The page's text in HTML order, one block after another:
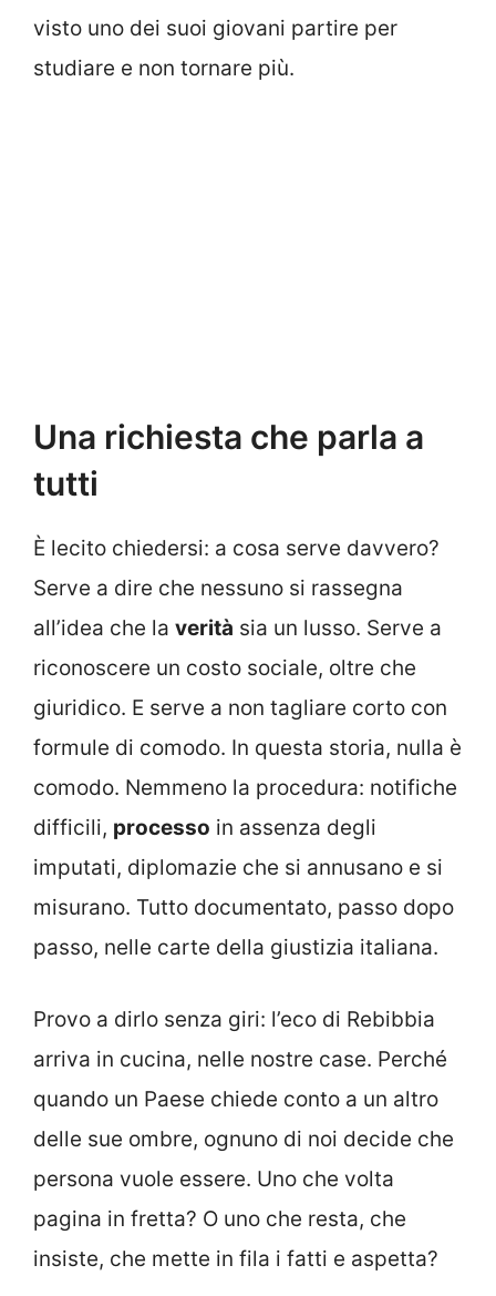
visto uno dei suoi giovani partire per
studiare e non tornare più.
Una richiesta che parla a
tutti
È lecito chiedersi: a cosa serve davvero?
Serve a dire che nessuno si rassegna
all’idea che la verità sia un lusso. Serve a
riconoscere un costo sociale, oltre che
giuridico. E serve a non tagliare corto con
formule di comodo. In questa storia, nulla è
comodo. Nemmeno la procedura: notifiche
difficili, processo in assenza degli
imputati, diplomazie che si annusano e si
misurano. Tutto documentato, passo dopo
passo, nelle carte della giustizia italiana.
Provo a dirlo senza giri: l’eco di Rebibbia
arriva in cucina, nelle nostre case. Perché
quando un Paese chiede conto a un altro
delle sue ombre, ognuno di noi decide che
persona vuole essere. Uno che volta
pagina in fretta? O uno che resta, che
insiste, che mette in fila i fatti e aspetta?